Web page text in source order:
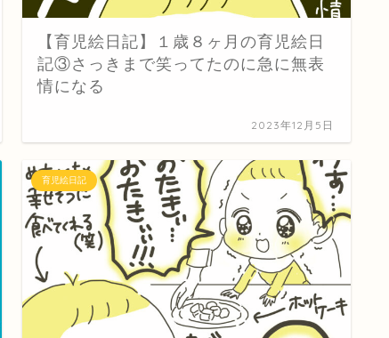
【育児絵日記】１歳８ヶ月の育児絵日
記③さっきまで笑ってたのに急に無表
情になる
2023年12月5日
育児絵日記